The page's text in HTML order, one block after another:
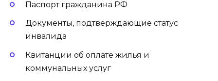
Паспорт гражданина РФ
Документы, подтверждающие статус
инвалида
Квитанции об оплате жилья и
коммунальных услуг